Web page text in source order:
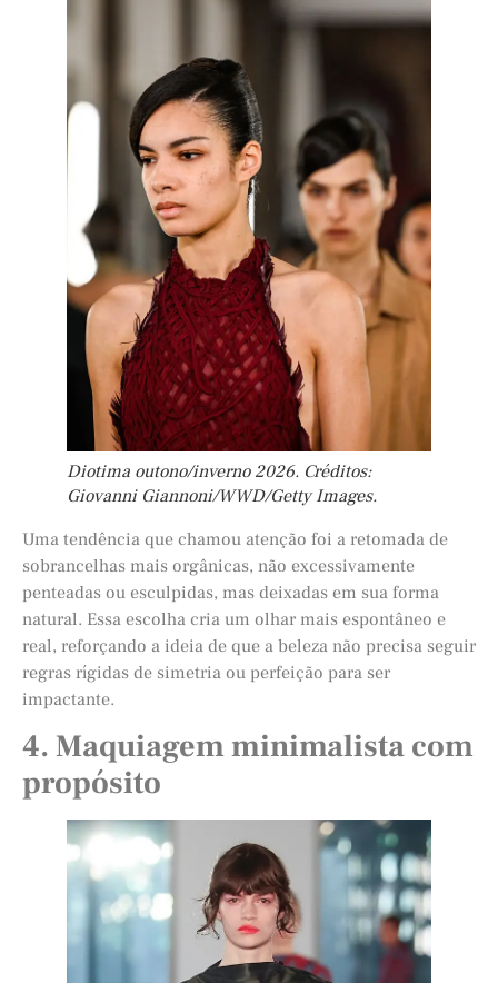
Diotima outono/inverno 2026. Créditos:
Giovanni Giannoni/WWD/Getty Images.
Uma tendência que chamou atenção foi a retomada de
sobrancelhas mais orgânicas, não excessivamente
penteadas ou esculpidas, mas deixadas em sua forma
natural. Essa escolha cria um olhar mais espontâneo e
real, reforçando a ideia de que a beleza não precisa seguir
regras rígidas de simetria ou perfeição para ser
impactante.
4. Maquiagem minimalista com
propósito